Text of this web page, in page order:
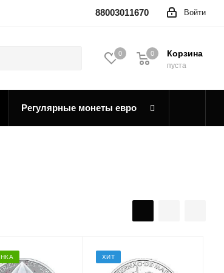
Войти
88003011670
0 Корзина
0
пуста
0
Регулярные монеты евро
ХИТ